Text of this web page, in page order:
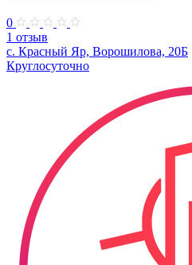
0
1 отзыв
с. Красный Яр, Ворошилова, 20Б
Круглосуточно